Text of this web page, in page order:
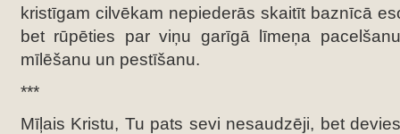
kristīgam cilvēkam nepiederās skaitīt baznīcā
bet rūpēties par viņu garīgā līmeņa
mīlēšanu un pestīšanu.
***
Mīļais Kristu, Tu pats sevi nesaudzēji, bet